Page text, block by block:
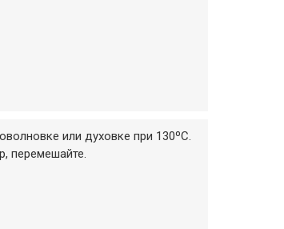
или духовке при 130ºС.
перемешайте.